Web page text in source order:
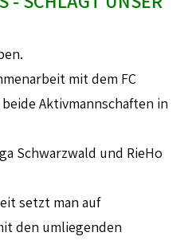
mit dem FC
Aktivmannschaften in
Schwarzwald und RieHo
setzt man auf
den umliegenden